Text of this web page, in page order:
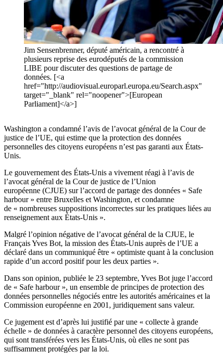
Jim Sensenbrenner, député américain, a rencontré à
plusieurs reprise des eurodéputés de la commission
LIBE pour discuter des questions de partage de
données. [<a
href="http://audiovisual.europarl.europa.eu/Search.aspx"
target="_blank" rel="noopener">[European
Parliament]</a>]
Washington a condamné l’avis de l’avocat général de la Cour de
justice de l’UE, qui estime que la protection des données
personnelles des citoyens européens n’est pas garanti aux États-
Unis.
Le gouvernement des États-Unis a vivement réagi à l’avis de
l’avocat général de la Cour de justice de l’Union
européenne (CJUE) sur l’accord de partage des données « Safe
harbour » entre Bruxelles et Washington, et condamne
de « nombreuses suppositions incorrectes sur les pratiques liées au
renseignement aux États-Unis ».
Malgré l’opinion négative de l’avocat général de la CJUE, le
Français Yves Bot, la mission des États-Unis auprès de l’UE a
déclaré dans un communiqué être « optimiste quant à la conclusion
rapide d’un accord positif pour les deux parties ».
Dans son opinion, publiée le 23 septembre, Yves Bot juge l’accord
de « Safe harbour », un ensemble de principes de protection des
données personnelles négociés entre les autorités américaines et la
Commission européenne en 2001, juridiquement sans valeur.
Ce jugement est d’après lui justifié par une « collecte à grande
échelle » de données à caractère personnel des citoyens européens,
qui sont transférées vers les États-Unis, où elles ne sont pas
suffisamment protégées par la loi.